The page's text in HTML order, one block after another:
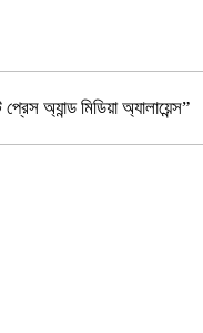
অ্যান্ড মিডিয়া অ্যালায়েন্স”